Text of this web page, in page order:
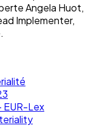
Angela Huot,
Implementer,
Lex